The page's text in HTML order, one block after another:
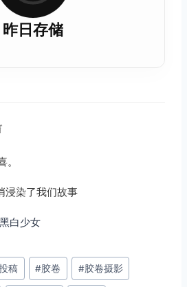
昨日存储
浸染了我们故事
白少女
稿 #胶卷 #胶卷摄影